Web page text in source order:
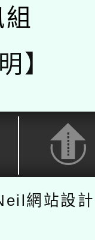
】
網站設